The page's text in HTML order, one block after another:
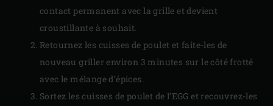
contact permanent avec la grille et devient
croustillante à souhait.
Retournez les cuisses de poulet et faite-les de
nouveau griller environ 3 minutes sur le côté frotté
avec le mélange d’épices.
Sortez les cuisses de poulet de l’EGG et recouvrez-les